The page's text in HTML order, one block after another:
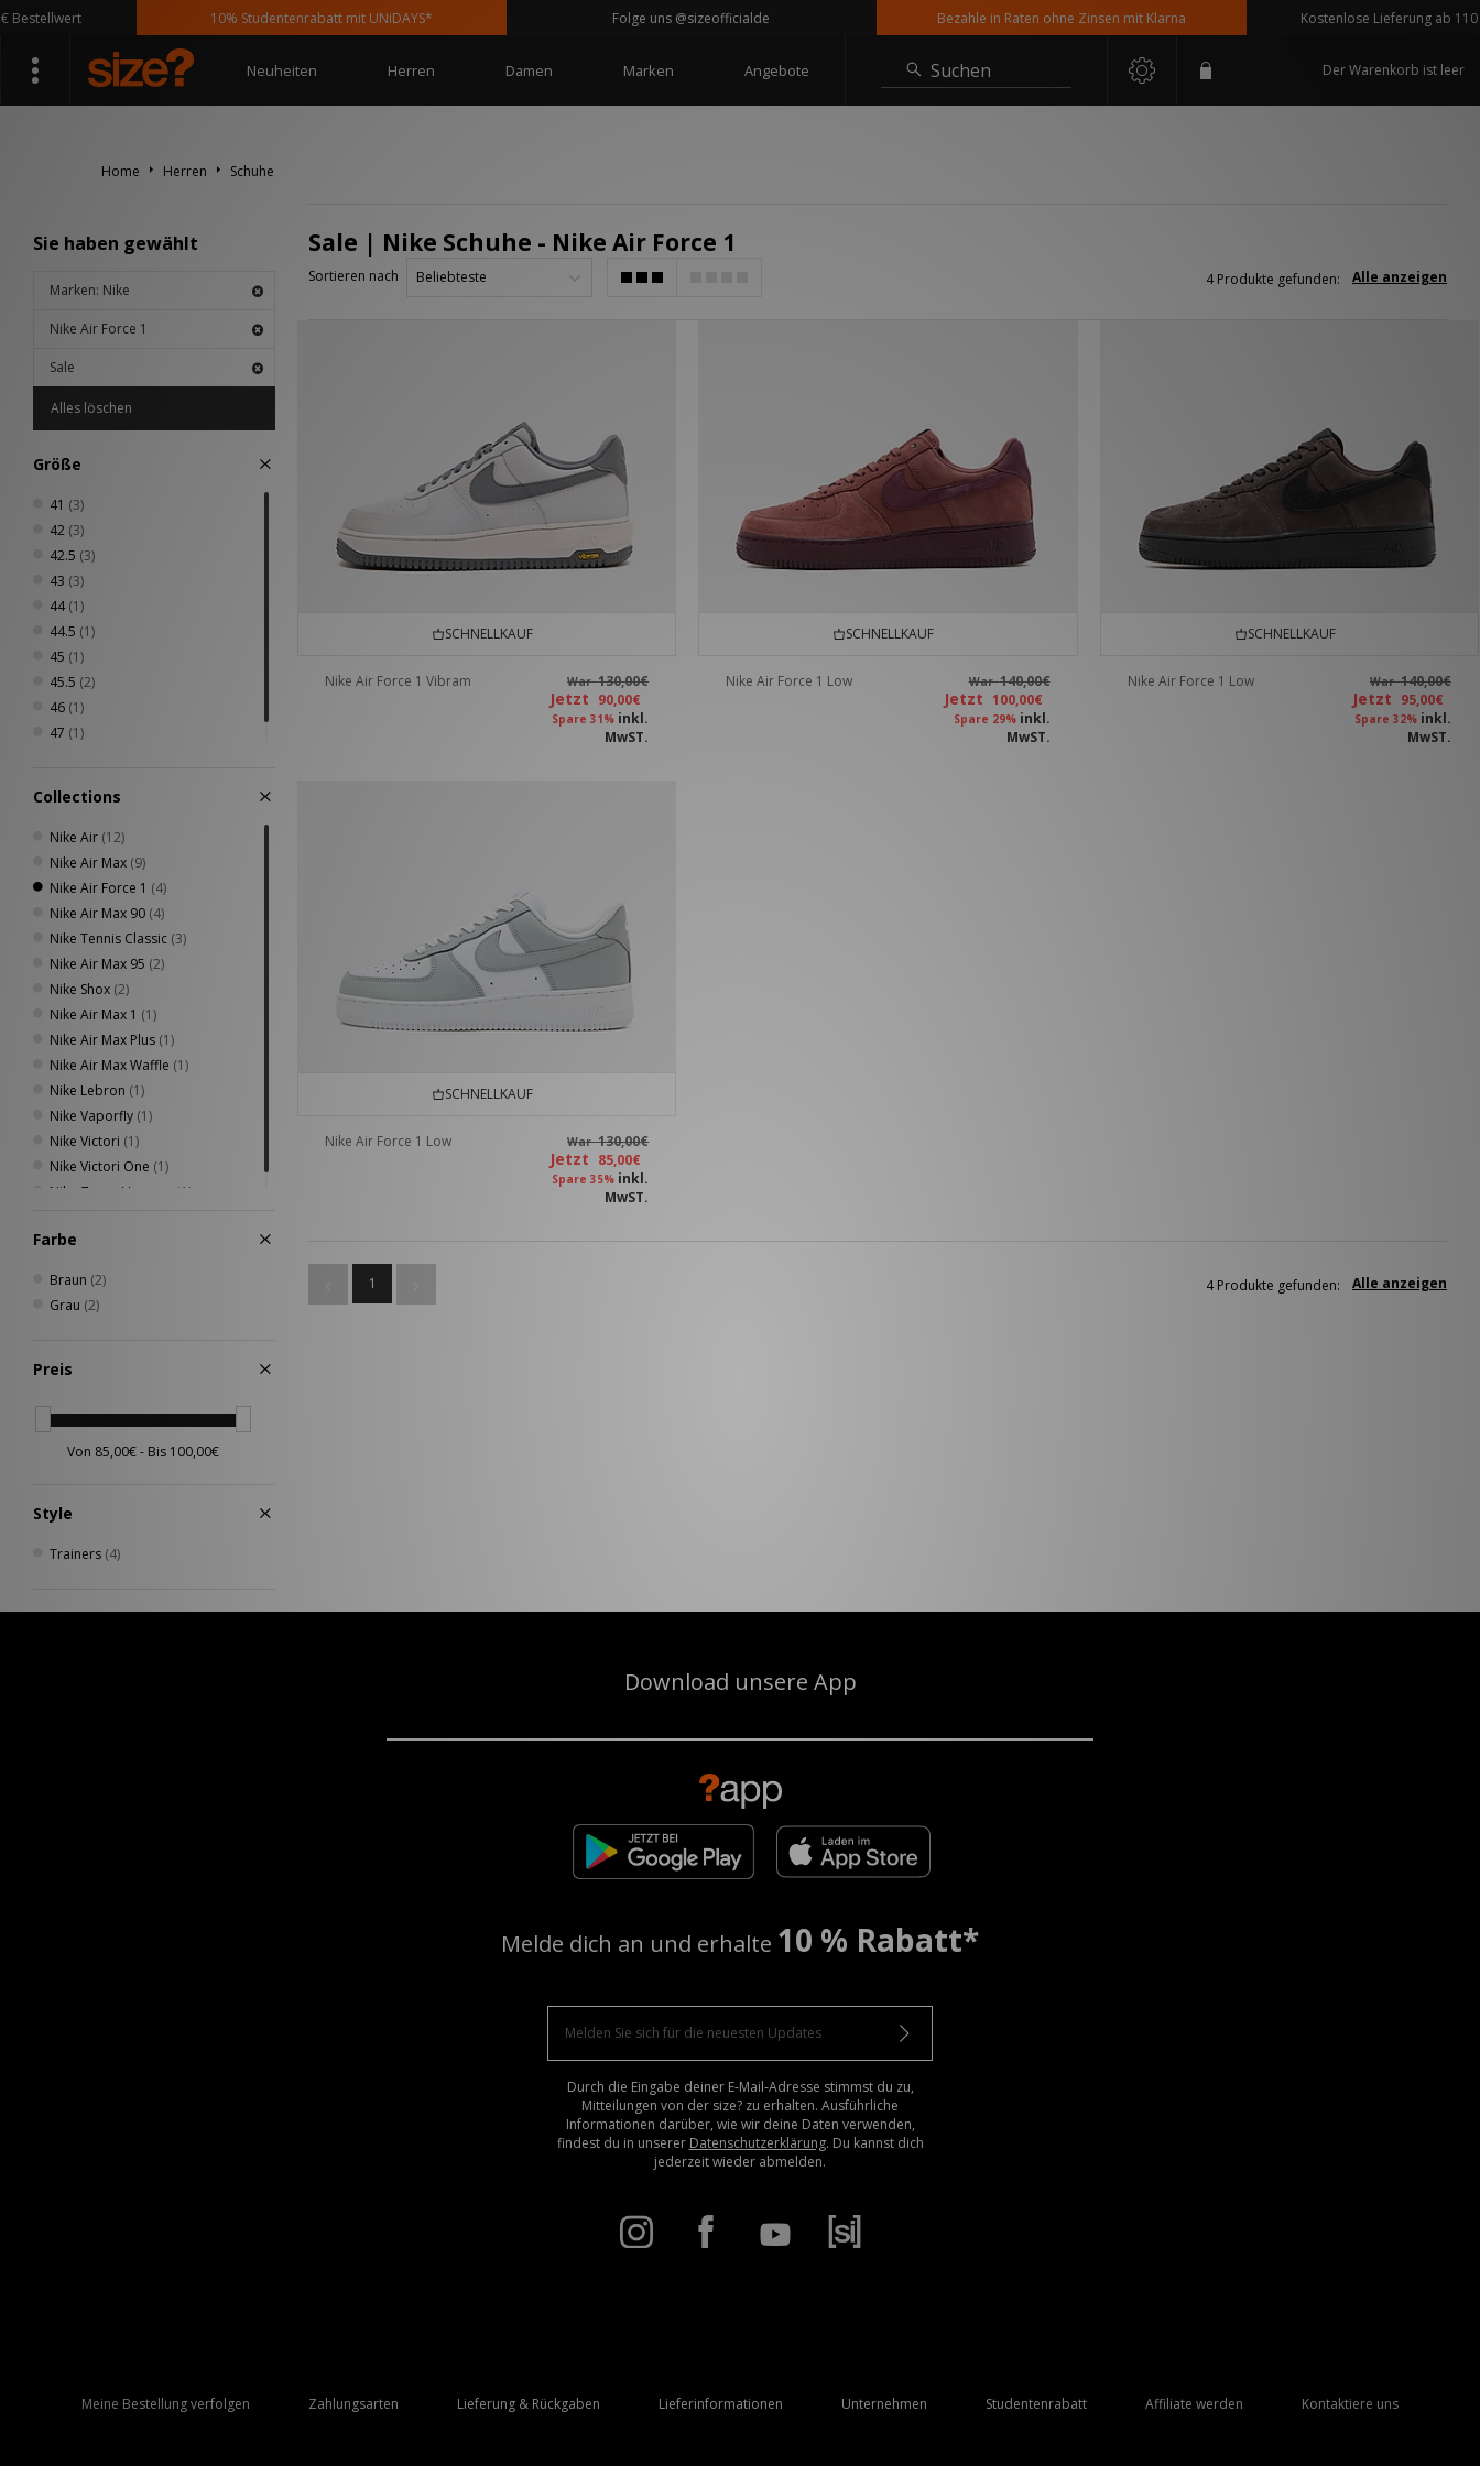
10% Studentenrabatt mit UNiDAYS* Folge uns @sizeofficialde Bezahle in Raten ohne Zinsen mit Klarna Kostenlose Lieferung ab 110 €
Neuheiten Herren Damen Marken Angebote Suchen Der Warenkorb ist leer
Home Herren Schuhe
Sie haben gewählt
Marken: Nike
Nike Air Force 1
Sale
Alles löschen
Größe
41 (3)
42 (3)
42.5 (3)
43 (3)
44(1)
44.5 (1)
45 (1)
45.5 (2)
46 (1)
47 (1)
Collections
Nike Air (12)
Nike Air Max (9)
Nike Air Force 1 (4)
Nike Air Max 90 (4)
Nike Tennis Classic (3)
Nike Air Max 95 (2)
Nike Shox (2)
Nike Air Max 1 (1)
Nike Air Max Plus (1)
Nike Air Max Waffle (1)
Nike Lebron (1)
Nike Vaporfly (1)
Nike Victori (1)
Nike Victori One (1)
Nike Zoom Vomero
(1)
Farbe
Braun (2)
Grau (2)
Preis
Style
Trainers (4)
Sale | Nike Schuhe - Nike Air Force 1
Sortieren nach Alle anzeigen
4 Produkte gefunden:
SCHNELLKAUF
Nike Air Force 1 Vibram War130,00€
Jetzt 90,00€
Spare 31% inkl.
MwST.
SCHNELLKAUF
Nike Air Force 1 Low War140,00€
Jetzt 100,00€
Spare 29% inkl.
MwST.
SCHNELLKAUF
Nike Air Force 1 Low War140,00€
Jetzt 95,00€
Spare 32% inkl.
MwST.
SCHNELLKAUF
Nike Air Force 1 Low War130,00€
Jetzt 85,00€
Spare 35% inkl.
MwST.
1 Alle anzeigen
4 Produkte gefunden:
Download unsere App
Melde dich an und erhalte 10 % Rabatt*
Durch die Eingabe deiner E-Mail-Adresse stimmst du zu,
Mitteilungen von der size? zu erhalten. Ausführliche
Informationen darüber, wie wir deine Daten verwenden,
findest du in unserer Datenschutzerklärung. Du kannst dich
jederzeit wieder abmelden.
Meine Bestellung verfolgen Zahlungsarten Lieferung & Rückgaben Lieferinformationen Unternehmen Studentenrabatt Affiliate werden Kontaktiere uns